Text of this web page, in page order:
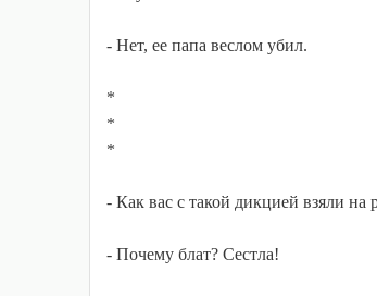
- Нет, ее папа веслом убил.
*
*
*
- Как вас с такой дикцией взяли на
- Почему блат? Сестла!